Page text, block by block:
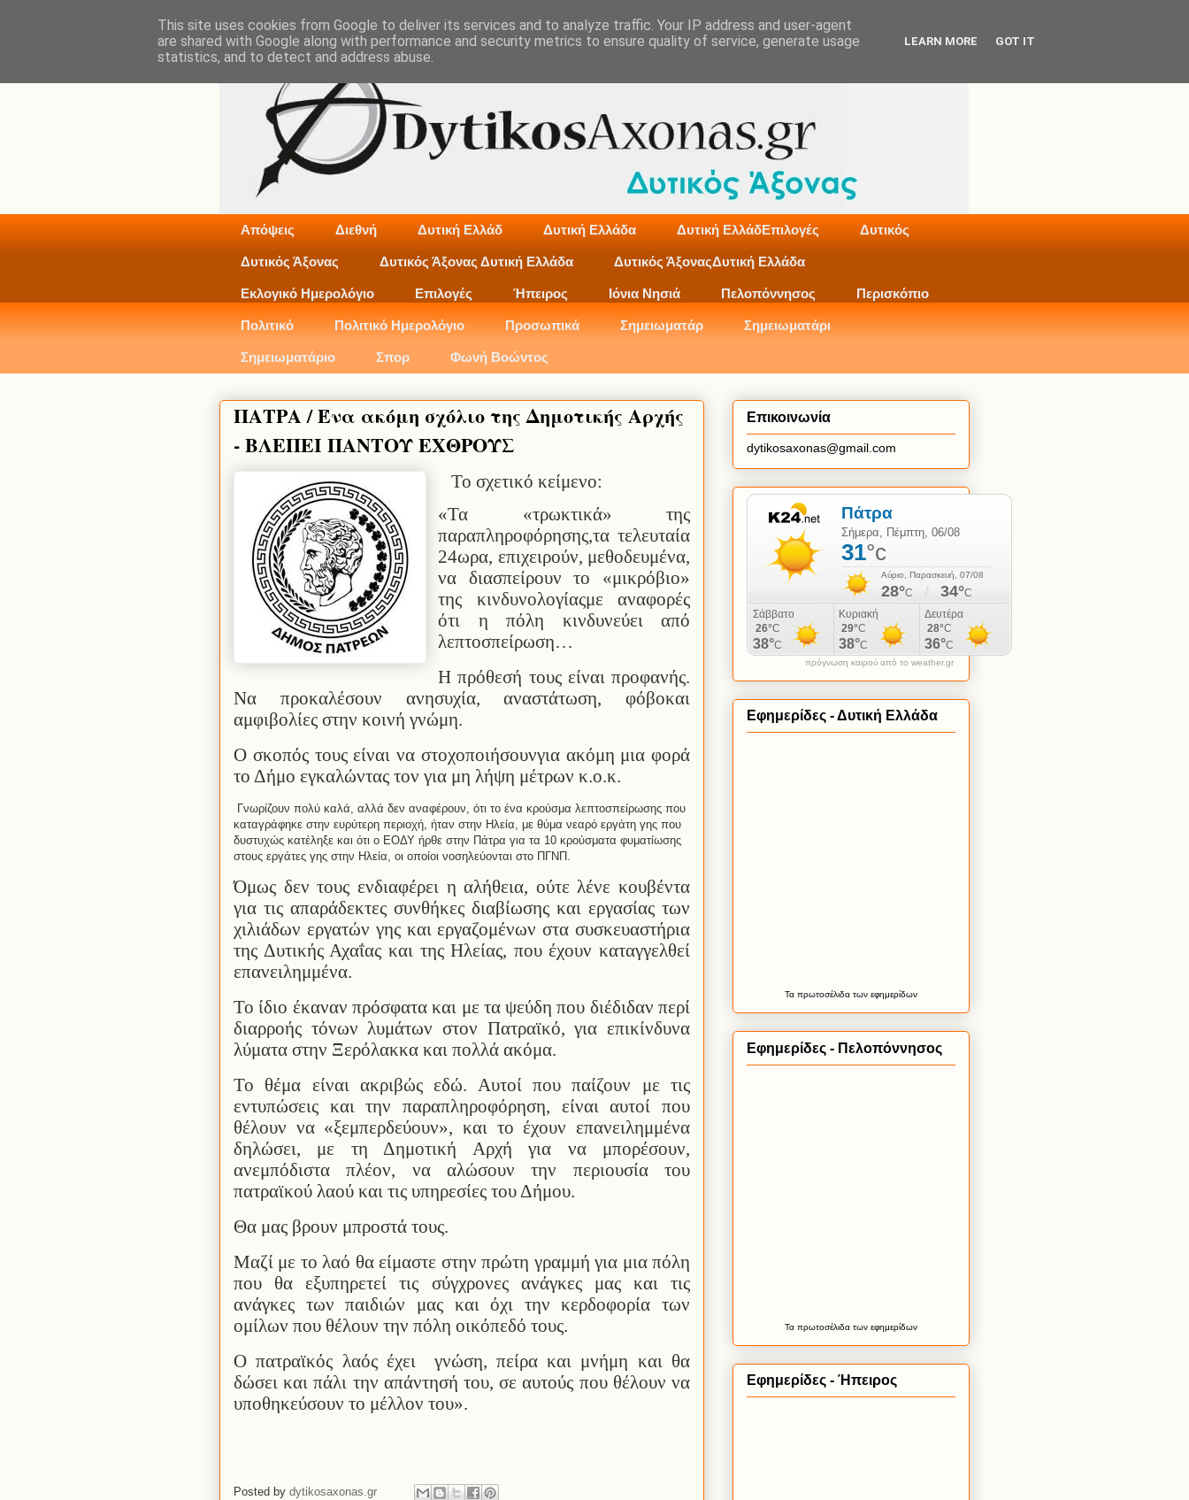
Απόψεις Διεθνή Δυτική Ελλάδ Δυτική Ελλάδα Δυτική ΕλλάδΕπιλογές Δυτικός
Δυτικός Άξονας Δυτικός Άξονας Δυτική Ελλάδα Δυτικός ΆξοναςΔυτική Ελλάδα
Εκλογικό Ημερολόγιο Επιλογές Ήπειρος Ιόνια Νησιά Πελοπόννησος Περισκόπιο
Πολιτικό Πολιτικό Ημερολόγιο Προσωπικά Σημειωματάρ Σημειωματάρι
Σημειωματάριο Σπορ Φωνή Βοώντος
ΠΑΤΡΑ / Ένα ακόμη σχόλιο της Δημοτικής Αρχής
- ΒΛΕΠΕΙ ΠΑΝΤΟΥ ΕΧΘΡΟΥΣ
Το σχετικό κείμενο:
«Τα «τρωκτικά» της
παραπληροφόρησης,τα τελευταία
24ωρα, επιχειρούν, μεθοδευμένα,
να διασπείρουν το «μικρόβιο»
της κινδυνολογίαςμε αναφορές
ότι η πόλη κινδυνεύει από
λεπτοσπείρωση…
Η πρόθεσή τους είναι προφανής.
Να προκαλέσουν ανησυχία, αναστάτωση, φόβοκαι
αμφιβολίες στην κοινή γνώμη.
Ο σκοπός τους είναι να στοχοποιήσουνγια ακόμη μια φορά
το Δήμο εγκαλώντας τον για μη λήψη μέτρων κ.ο.κ.
Γνωρίζουν πολύ καλά, αλλά δεν αναφέρουν, ότι το ένα κρούσμα λεπτοσπείρωσης που
καταγράφηκε στην ευρύτερη περιοχή, ήταν στην Ηλεία, με θύμα νεαρό εργάτη γης που
δυστυχώς κατέληξε και ότι ο ΕΟΔΥ ήρθε στην Πάτρα για τα 10 κρούσματα φυματίωσης
στους εργάτες γης στην Ηλεία, οι οποίοι νοσηλεύονται στο ΠΓΝΠ.
Όμως δεν τους ενδιαφέρει η αλήθεια, ούτε λένε κουβέντα
για τις απαράδεκτες συνθήκες διαβίωσης και εργασίας των
χιλιάδων εργατών γης και εργαζομένων στα συσκευαστήρια
της Δυτικής Αχαΐας και της Ηλείας, που έχουν καταγγελθεί
επανειλημμένα.
Το ίδιο έκαναν πρόσφατα και με τα ψεύδη που διέδιδαν περί
διαρροής τόνων λυμάτων στον Πατραϊκό, για επικίνδυνα
λύματα στην Ξερόλακκα και πολλά ακόμα.
Το θέμα είναι ακριβώς εδώ. Αυτοί που παίζουν με τις
εντυπώσεις και την παραπληροφόρηση, είναι αυτοί που
θέλουν να «ξεμπερδεύουν», και το έχουν επανειλημμένα
δηλώσει, με τη Δημοτική Αρχή για να μπορέσουν,
ανεμπόδιστα πλέον, να αλώσουν την περιουσία του
πατραϊκού λαού και τις υπηρεσίες του Δήμου.
Θα μας βρουν μπροστά τους.
Μαζί με το λαό θα είμαστε στην πρώτη γραμμή για μια πόλη
που θα εξυπηρετεί τις σύγχρονες ανάγκες μας και τις
ανάγκες των παιδιών μας και όχι την κερδοφορία των
ομίλων που θέλουν την πόλη οικόπεδό τους.
Ο πατραϊκός λαός έχει
γνώση, πείρα και μνήμη και θα
δώσει και πάλι την απάντησή του, σε αυτούς που θέλουν να
υποθηκεύσουν το μέλλον του».
Posted by dytikosaxonas.gr
Επικοινωνία
dytikosaxonas@gmail.com
πρόγνωση καιρού από το weather.gr
Εφημερίδες - Δυτική Ελλάδα
Τα πρωτοσέλιδατων εφημερίδων
Εφημερίδες - Πελοπόννησος
Τα πρωτοσέλιδατων εφημερίδων
Εφημερίδες - Ήπειρος
This site uses cookies from Google to deliver its services and to analyze traffic. Your IP address and user-agent
are shared with Google along with performance and security metrics to ensure quality of service, generate usage
statistics, and to detect and address abuse.
LEARN MORE GOT IT